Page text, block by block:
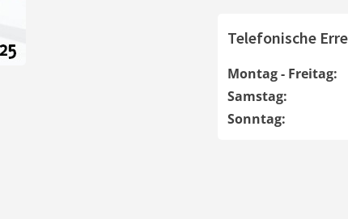
Telefonische
Montag - Freitag:
Samstag:
Sonntag: